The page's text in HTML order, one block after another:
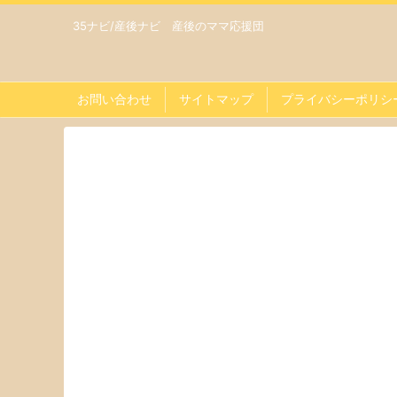
35ナビ/産後ナビ 産後のママ応援団
お問い合わせ サイトマップ プライバシーポリシ